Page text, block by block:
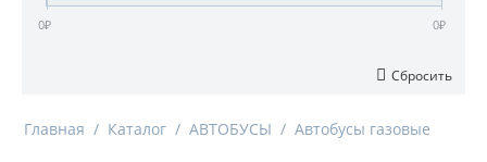
0₽ 0₽
Сбросить
Главная / Каталог / АВТОБУСЫ / Автобусы газовые